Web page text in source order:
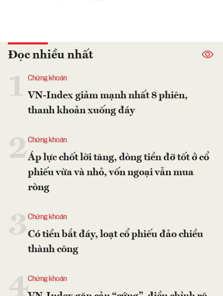
Đọc nhiều nhất
Chứng khoán
VN-Index giảm mạnh nhất 8 phiên,
thanh khoản xuống đáy
2Chứng khoán
Áp lực chốt lời tăng, dòng tiền đỡ tốt ở cổ
phiếu vừa và nhỏ, vốn ngoại vẫn mua
ròng
Chứng khoán
Có tiền bắt đáy, loạt cổ phiếu đảo chiều
thành công
4Chứng khoán